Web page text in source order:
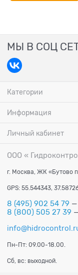
МЫ В СОЦ
Категории
Информация
Личный кабинет
ООО «
г. Москва, ЖК «Бутово
GPS: 55.544343,
8 (495) 902 54 79 —
8 (800) 505 27 39
Пн-Пт: 09.00-18.00.
Сб, вс: выходной.